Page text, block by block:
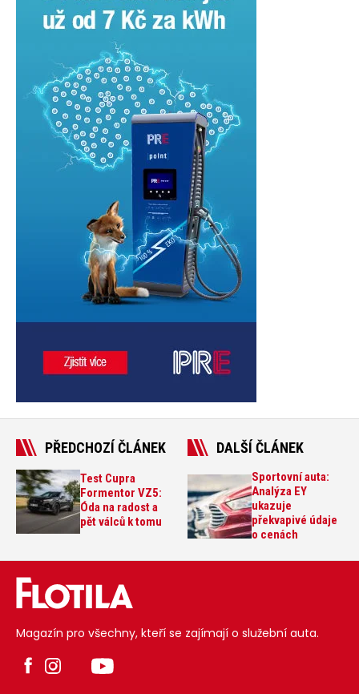
PŘEDCHOZÍ ČLÁNEK
Test Cupra
Formentor VZ5:
Óda na radost a
pět válců k tomu
DALŠÍ ČLÁNEK
Sportovní auta:
Analýza EY
ukazuje
překvapivé údaje
o cenách
Magazín pro všechny, kteří se zajímají o služební auta.